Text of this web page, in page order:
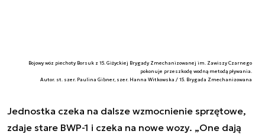
Bojowy wóz piechoty Borsuk z 15. Giżyckiej Brygady Zmechanizowanej im. Zawiszy Czarnego
pokonuje przeszkodę wodną metodą pływania.
Autor. st. szer. Paulina Gibner, szer. Hanna Witkowska / 15. Brygada Zmechanizowana
Jednostka czeka na dalsze wzmocnienie sprzętowe,
zdaje stare BWP-1 i czeka na nowe wozy. „One dają